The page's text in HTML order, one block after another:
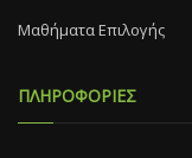
Μαθήματα Επιλογής
ΠΛΗΡΟΦΟΡΙΕΣ